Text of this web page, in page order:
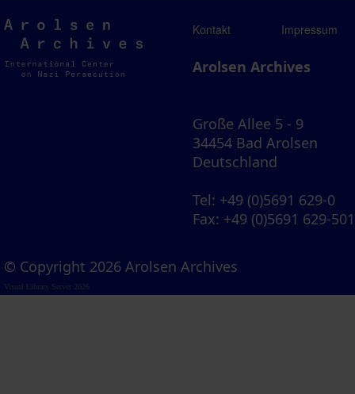
Arolsen
Archives
Kontakt Impressum
Arolsen Archives
Große Allee 5 - 9
34454 Bad Arolsen
Deutschland
Tel: +49 (0)5691 629-0
Fax: +49 (0)5691 629-501
© Copyright 2026 Arolsen Archives
Visual Library Server 2026